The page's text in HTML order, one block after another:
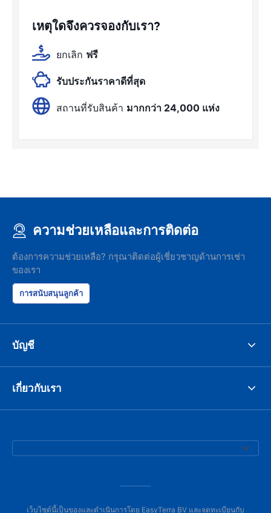
เหตุใดจึงควรจองกับเรา?
ยกเลิก ฟรี
รับประกันราคาดีที่สุด
สถานที่รับสินค้า มากกว่า 24,000 แห่ง
ความช่วยเหลือและการติดต่อ
ต้องการความช่วยเหลือ? กรุณาติดต่อผู้เชี่ยวชาญด้านการเช่า
ของเรา
การสนับสนุนลูกค้า
บัญชี
เกี่ยวกับเรา
เว็บไซต์นี้เป็นของและดำเนินการโดย EasyTerra BV และจดทะเบียนกับ